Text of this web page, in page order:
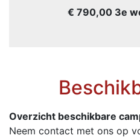
€ 790,00 3e
Overzicht beschikbare
Neem contact met ons op